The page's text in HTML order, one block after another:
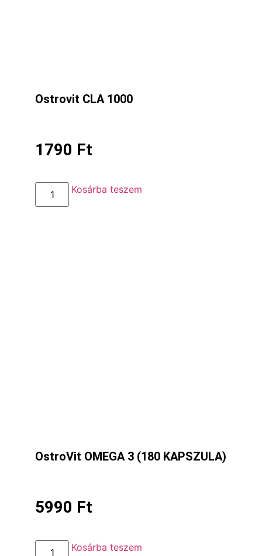
Ostrovit CLA 1000
1790 Ft
Kosárba teszem
OstroVit OMEGA 3 (180 KAPSZULA)
5990 Ft
Kosárba teszem